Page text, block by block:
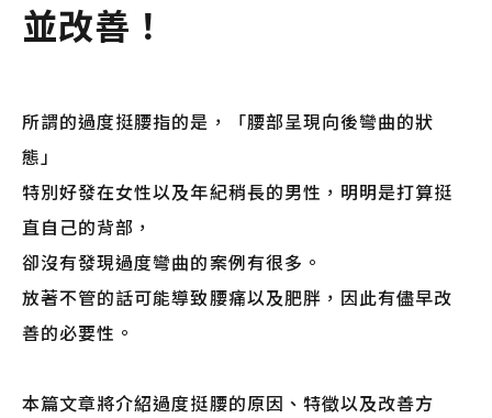
並改善！
所謂的過度挺腰指的是，「腰部呈現向後彎曲的狀
態」
特別好發在女性以及年紀稍長的男性，明明是打算挺
直自己的背部，
卻沒有發現過度彎曲的案例有很多。
放著不管的話可能導致腰痛以及肥胖，因此有儘早改
善的必要性。
本篇文章將介紹過度挺腰的原因、特徵以及改善方